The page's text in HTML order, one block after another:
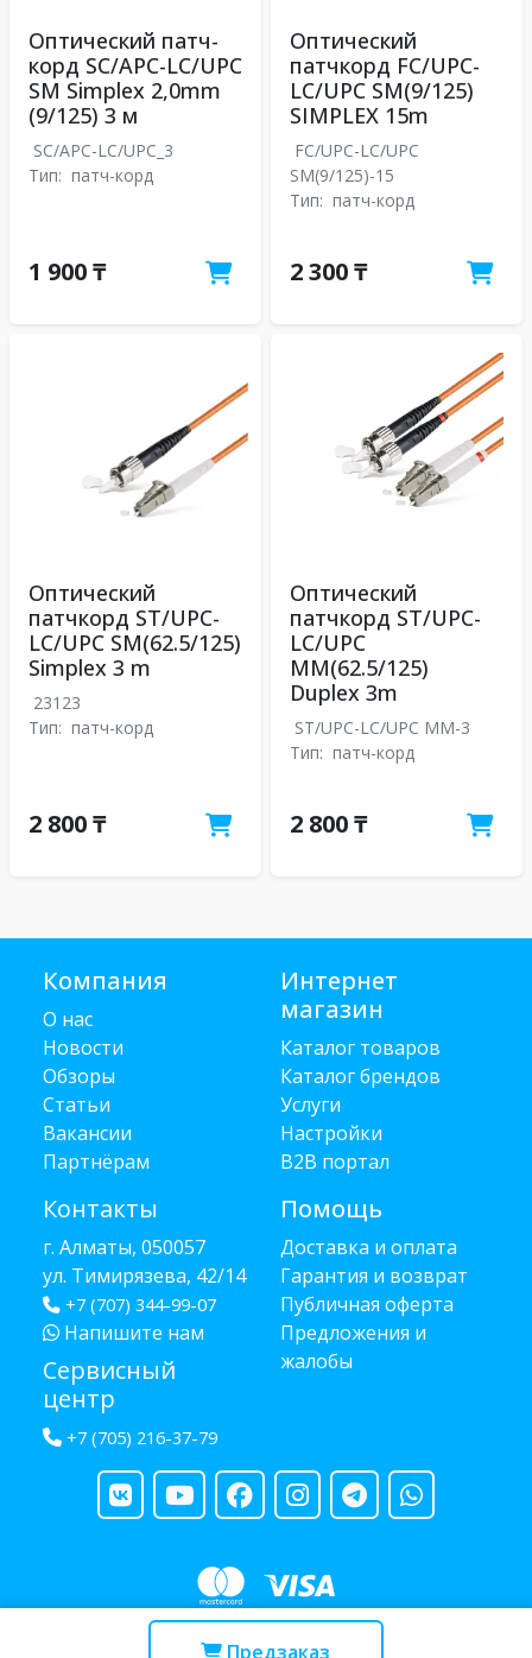
Предзаказ
Оптический патч-
корд SC/APC-LC/UPC
SM Simplex 2,0mm
(9/125) 3 м
SC/APC-LC/UPC_3
Тип: патч-корд
1 900 ₸
Оптический
патчкорд FC/UPC-
LC/UPC SM(9/125)
SIMPLEX 15m
FC/UPC-LC/UPC
SM(9/125)-15
Тип: патч-корд
2 300 ₸
Оптический
патчкорд ST/UPC-
LC/UPC SM(62.5/125)
Simplex 3 m
23123
Тип: патч-корд
2 800 ₸
Оптический
патчкорд ST/UPC-
LC/UPC
MM(62.5/125)
Duplex 3m
ST/UPC-LC/UPC MM-3
Тип: патч-корд
2 800 ₸
Компания
О нас
Новости
Обзоры
Статьи
Вакансии
Партнёрам
Контакты
г. Алматы, 050057
ул. Тимирязева, 42/14
+7 (707) 344-99-07
Напишите нам
Сервисный
центр
+7 (705) 216-37-79
Интернет
магазин
Каталог товаров
Каталог брендов
Услуги
Настройки
B2B портал
Помощь
Доставка и оплата
Гарантия и возврат
Публичная оферта
Предложения и
жалобы
Copyright © 2013 - 2026 RUBA - разработано